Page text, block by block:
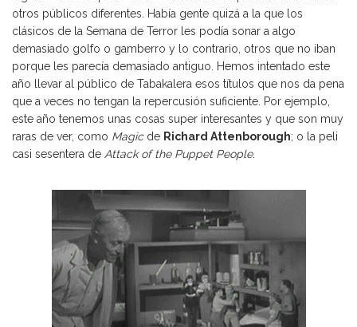
otros públicos diferentes. Había gente quizá a la que los
clásicos de la Semana de Terror les podía sonar a algo
demasiado golfo o gamberro y lo contrario, otros que no iban
porque les parecía demasiado antiguo. Hemos intentado este
año llevar al público de Tabakalera esos títulos que nos da pena
que a veces no tengan la repercusión suficiente. Por ejemplo,
este año tenemos unas cosas super interesantes y que son muy
raras de ver, como Magicde Richard Attenborough; o la peli
casi sesentera de Attack of the Puppet People.